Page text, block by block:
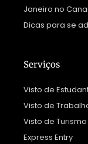
Janeiro no
Dicas para se
Serviços
Visto de
Visto de
Visto de Turismo
Express Entry